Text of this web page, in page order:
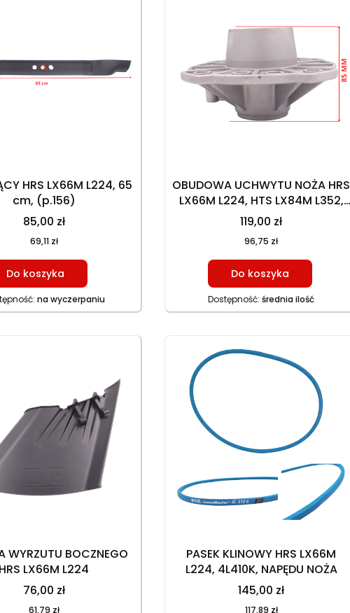
HRS LX66M L224, 65
cm, (p.156)
85,00 zł
69,11 zł
Do koszyka
na wyczerpaniu
OBUDOWA UCHWYTU NOŻA HRS
LX66M L224, HTS LX84M L352,
HTS LX92H L452
119,00 zł
96,75 zł
Do koszyka
Dostępność:średnia ilość
WYRZUTU BOCZNEGO
LX66M L224
76,00 zł
61,79 zł
PASEK KLINOWY HRS LX66M
L224, 4L410K, NAPĘDU NOŻA
145,00 zł
117,89 zł